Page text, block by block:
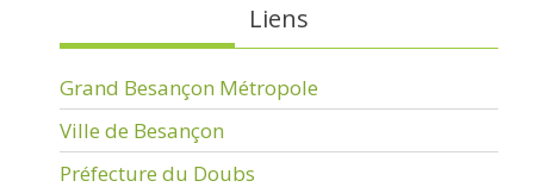
Liens
Grand Besançon Métropole
Ville de Besançon
Préfecture du Doubs